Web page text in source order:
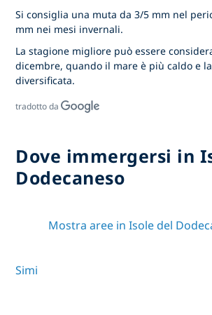
Si consiglia una muta da 3/5 mm nel
mm nei mesi invernali.
La stagione migliore può essere
dicembre, quando il mare è più caldo e
diversificata.
tradotto da
Dove immergersi in
Dodecaneso
Mostra aree in Isole del
Simi